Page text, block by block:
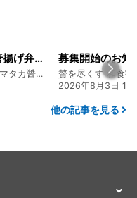
大人気メニュー「唐揚げ弁当」のレシピをご紹介します！
130年の伝統と革新 ヤマタカ醤油ファンド
募集開始のお知
贅を尽くす 和食
2026年8月3日
他の記事を見る